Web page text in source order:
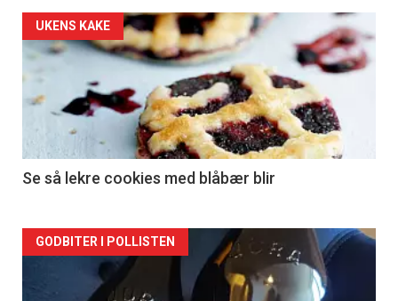
Forsiden
akkurat
nå
2
UKENS KAKE
Se så lekre cookies med blåbær blir
Forsiden
akkurat
GODBITER I POLLISTEN